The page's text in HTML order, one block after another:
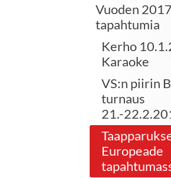
Vuoden
tapahtumia
Kerho
Karaoke
VS:n piirin
turnaus
21.-
Europeade